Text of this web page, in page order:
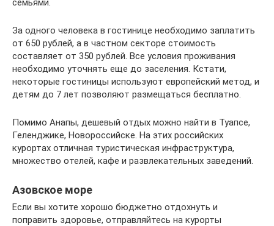
семьями.
За одного человека в гостинице необходимо заплатить
от 650 рублей, а в частном секторе стоимость
составляет от 350 рублей. Все условия проживания
необходимо уточнять еще до заселения. Кстати,
некоторые гостиницы используют европейский метод, и
детям до 7 лет позволяют размещаться бесплатно.
Помимо Анапы, дешевый отдых можно найти в Туапсе,
Геленджике, Новороссийске. На этих российских
курортах отличная туристическая инфраструктура,
множество отелей, кафе и развлекательных заведений.
Азовское море
Если вы хотите хорошо бюджетно отдохнуть и
поправить здоровье, отправляйтесь на курорты